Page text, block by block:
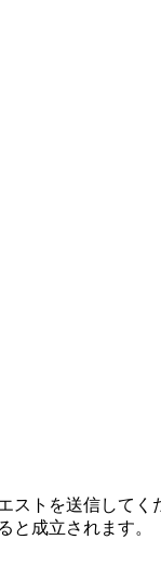
ストを送信してく
と成立されます。